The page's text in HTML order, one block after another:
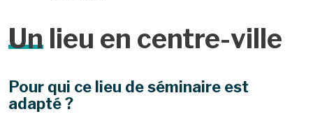
Un lieu en centre-ville
Pour qui ce lieu de séminaire est
adapté ?